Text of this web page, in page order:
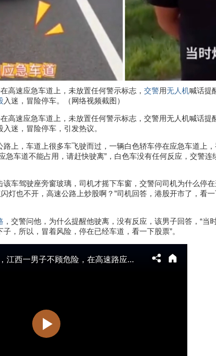
高速应急车道上，未放置任何警示标志， 交警用无人机喊话提
入迷，冒险停车。（网络视频截图）
高速应急车道上，未放置任何警示标志，交警用无人机喊话提
迷，冒险停车，引发热议。
路上，车道上很多车飞驶而过，一辆白色轿车停在应急车道上
急车道不能占用，请赶快驶离”，白色车没有任何反应，交警连
该车驾驶座旁窗玻璃，司机才摇下车窗，交警问司机为什么停
灯也不开，高速公路上炒股啊？”司机回答，港股开市了，看
，交警问他，为什么提醒他驶离，没有反应，该男子回答，“当
，所以，冒着风险，停在已经车道，看一下股票”。